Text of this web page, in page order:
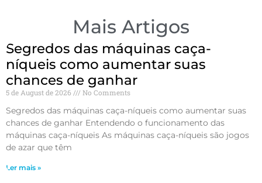
Mais Artigos
Segredos das máquinas caça-
níqueis como aumentar suas
chances de ganhar
5 de August de 2026 No Comments
Segredos das máquinas caça-níqueis como aumentar suas
chances de ganhar Entendendo o funcionamento das
máquinas caça-níqueis As máquinas caça-níqueis são jogos
de azar que têm
Ler mais »